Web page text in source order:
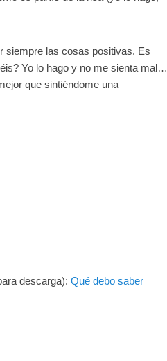
siempre las cosas positivas. Es
Yo lo hago y no me sienta mal…
que sintiéndome una
descarga): Qué debo saber